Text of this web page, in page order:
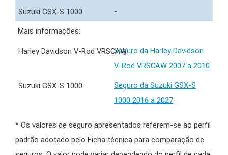
-
Mais informações:
Seguro da Harley Davidson
V-Rod VRSCAW 2007 a 2010
Seguro da Suzuki GSX-S
1000 2016 a 2027
* Os valores de seguro apresentados referem-se ao perfil
padrão adotado pelo Ficha técnica para comparação de